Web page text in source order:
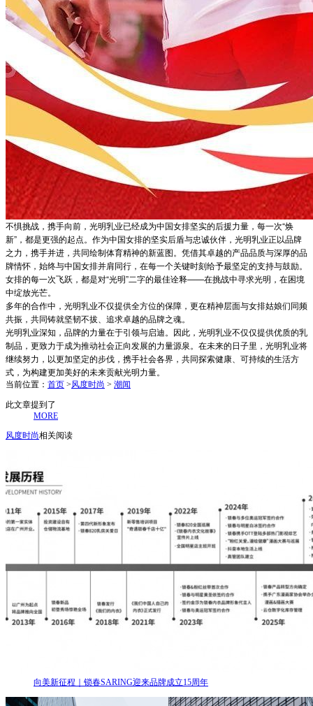
不惧挑战，携手向前，光明乳业已经成为中国女排坚实的后援力量，每一次“焕
新”，都是更强的起点。作为中国女排的坚实后盾与忠诚伙伴，光明乳业正以品牌
之力，携手并进，共同绘制体育精神的新蓝图。凭借其卓越的产品品质与深厚的品
牌情怀，始终与中国女排并肩同行，在每一个关键时刻给予最坚定的支持与鼓励。
女排的每一次飞跃，都是对“光明”二字的最佳诠释——在挑战中寻求光明，在困境
中绽放光芒。
多年的合作中，光明乳业不仅提供全方位的保障，更在精神层面与女排姑娘们同频
共振，共同铸就坚韧不拔、追求卓越的品牌之魂。
光明乳业深知，品牌的力量在于引领与启迪。因此，光明乳业不仅仅提供优质的乳
制品，更致力于成为推动社会正向发展的力量源泉。在未来的日子里，光明乳业将
继续努力，以更加坚定的步伐，携手社会各界，共同探索健康、可持续的生活方
式，为构建更加美好的未来贡献光明力量。
当前位置： 首页 >风度时尚 > 潮闻
此文章提到了
MORE
风度时尚相关阅读
向美新征程｜锁春SARING迎来品牌成立15周年